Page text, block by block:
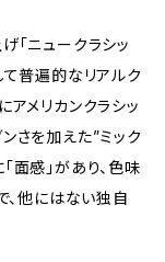
「ニュークラシッ
て普遍的なリアルク
アメリカンクラシッ
さを加えた”ミック
面感」があり、色味
、他にはない独自